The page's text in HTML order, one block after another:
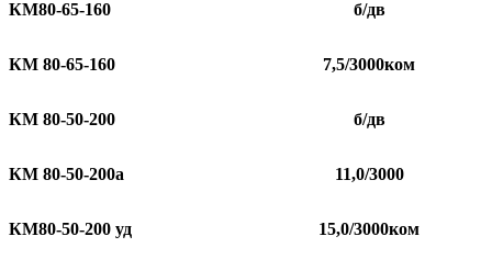
КМ80-65-160 б/дв
КМ 80-65-160 7,5/3000ком
КМ 80-50-200 б/дв
КМ 80-50-200а 11,0/3000
КМ80-50-200 уд 15,0/3000ком